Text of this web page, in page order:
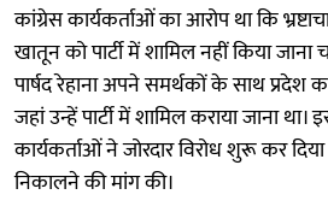
कांग्रेस कार्यकर्ताओं का आरोप था कि
खातून को पार्टी में शामिल नहीं किया जाना
पार्षद रेहाना अपने समर्थकों के साथ प्रदेश
जहां उन्हें पार्टी में शामिल कराया जाना था।
कार्यकर्ताओं ने जोरदार विरोध शुरू कर
निकालने की मांग की।